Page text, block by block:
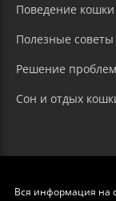
Поведение
Полезные
Решение
Сон и отдых
Вся информация на